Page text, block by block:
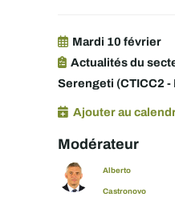
Mardi 10 février
Actualités du
Serengeti (CTICC2 -
Ajouter au
Modérateur
Alberto
Castronovo